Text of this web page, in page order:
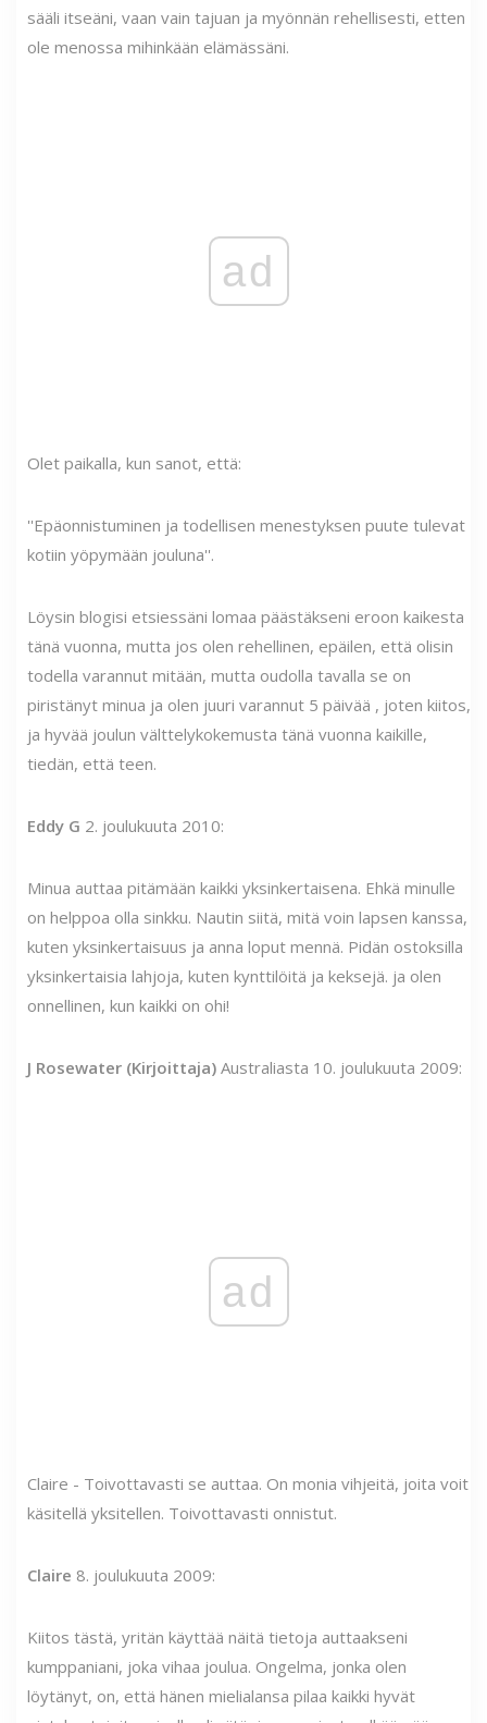
sääli itseäni, vaan vain tajuan ja myönnän rehellisesti, etten
ole menossa mihinkään elämässäni.
ad
Olet paikalla, kun sanot, että:
''Epäonnistuminen ja todellisen menestyksen puute tulevat
kotiin yöpymään jouluna''.
Löysin blogisi etsiessäni lomaa päästäkseni eroon kaikesta
tänä vuonna, mutta jos olen rehellinen, epäilen, että olisin
todella varannut mitään, mutta oudolla tavalla se on
piristänyt minua ja olen juuri varannut 5 päivää , joten kiitos,
ja hyvää joulun välttelykokemusta tänä vuonna kaikille,
tiedän, että teen.
Eddy G 2. joulukuuta 2010:
Minua auttaa pitämään kaikki yksinkertaisena. Ehkä minulle
on helppoa olla sinkku. Nautin siitä, mitä voin lapsen kanssa,
kuten yksinkertaisuus ja anna loput mennä. Pidän ostoksilla
yksinkertaisia ​​lahjoja, kuten kynttilöitä ja keksejä. ja olen
onnellinen, kun kaikki on ohi!
J Rosewater (Kirjoittaja) Australiasta 10. joulukuuta 2009:
ad
Claire - Toivottavasti se auttaa. On monia vihjeitä, joita voit
käsitellä yksitellen. Toivottavasti onnistut.
Claire 8. joulukuuta 2009:
Kiitos tästä, yritän käyttää näitä tietoja auttaakseni
kumppaniani, joka vihaa joulua. Ongelma, jonka olen
löytänyt, on, että hänen mielialansa pilaa kaikki hyvät